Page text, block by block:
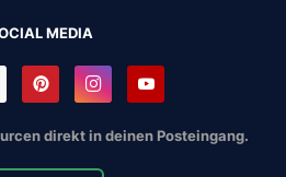
MEDIA
direkt in deinen Posteingang.